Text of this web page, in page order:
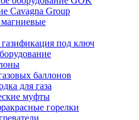
Cavagna Group
под ключ
баллонов
для газа
муфты
горелки